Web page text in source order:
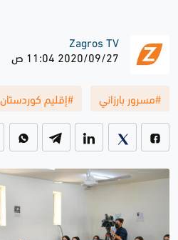
Zagros TV
2020/09/27 11:04 ص
#مسرور بارزاني #إقليم كوردستان